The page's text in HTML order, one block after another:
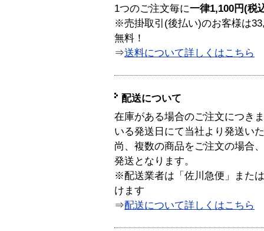
1つのご注文毎に一律1,100円(税
※売掛取引(後払い)のお客様は
無料！
⇒送料について詳しくはこちら
配送について
在庫がある場合のご注文につき
いる発送日にて当社より発送い
尚、複数の商品をご注文の場合
発送となります。
※配送業者は「佐川急便」また
けます
⇒配送について詳しくはこちら